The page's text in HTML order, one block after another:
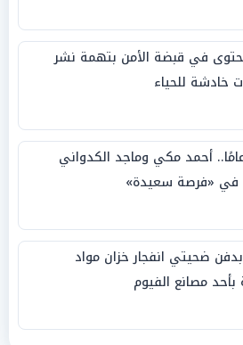
في قبضة الأمن بتهمة نشر
خادشة للحياء
13 عامًا.. أحمد مكي وماجد الكدواني
في «فرصة سعيدة»
ضحيتي انفجار خزان مواد
بأحد مصانع الفيوم